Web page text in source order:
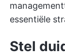
essentiële
Stel